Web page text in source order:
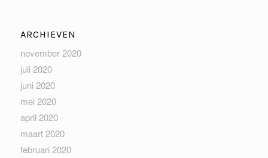
ARCHIEVEN
november 2020
juli 2020
juni 2020
mei 2020
april 2020
maart 2020
februari 2020